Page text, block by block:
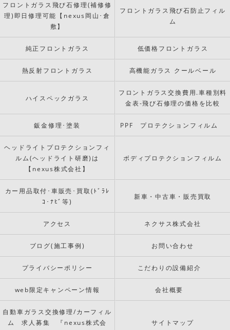
フロントガラス飛び石修理(補修修
理)即日修理可能【nexus岡山･倉
敷】
フロントガラス飛び石防止フィル
ム
純正フロントガラス 低価格フロントガラス
熱反射フロントガラス 高機能ガラス クールベール
ハイスペックガラス
フロントガラス交換費用.車種別料
金表-飛び石修理の価格を比較
鈑金修理･塗装 PPF プロテクションフィルム
ヘッドライトプロテクションフィ
ルム(ヘッドライト研磨)は
【nexus株式会社】
ボディプロテクションフィルム
カー用品取付･車販売･買取(ﾄﾞﾗﾚ
ｺ･ﾅﾋﾞ等)
新車・中古車・販売買取
アクセス ネクサス株式会社
ブログ(施工事例) お問い合わせ
プライバシーポリシー こだわりの設備紹介
web限定キャンペーン情報 会社概要
自動車ガラス交換修理/カーフィル
ム 求人募集 『nexus株式会
サイトマップ